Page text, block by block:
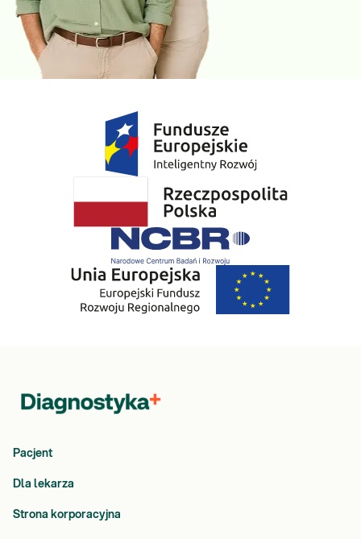
Pacjent
Dla lekarza
Strona korporacyjna